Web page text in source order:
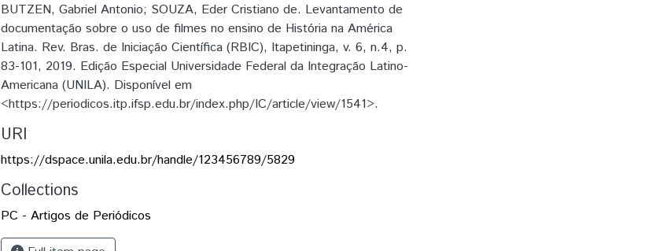
BUTZEN, Gabriel Antonio; SOUZA, Eder Cristiano de. Levantamento de
documentação sobre o uso de filmes no ensino de História na América
Latina. Rev. Bras. de Iniciação Científica (RBIC), Itapetininga, v. 6, n.4, p.
83-101, 2019. Edição Especial Universidade Federal da Integração Latino-
Americana (UNILA). Disponível em
<https://periodicos.itp.ifsp.edu.br/index.php/IC/article/view/1541>.
URI
https://dspace.unila.edu.br/handle/123456789/5829
Collections
PC - Artigos de Periódicos